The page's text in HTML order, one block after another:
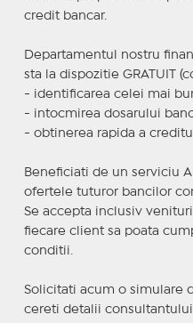
credit bancar.
Departamentul nostru
sta la dispozitie GRATUIT
- identificarea celei mai
- intocmirea dosarului
- obtinerea rapida a
Beneficiati de un serviciu
ofertele tuturor bancilor
Se accepta inclusiv
fiecare client sa poata
conditii.
Solicitati acum o simulare
cereti detalii